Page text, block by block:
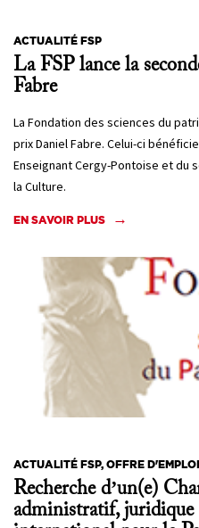
ACTUALITÉ FSP
La FSP lance la
Fabre
La Fondation des sciences du
prix Daniel Fabre. Celui-ci
Enseignant Cergy-Pontoise et du
la Culture.
EN SAVOIR PLUS
ACTUALITÉ FSP, OFFRE D'EMPLOI
Recherche d’un(e)
administratif, juridique